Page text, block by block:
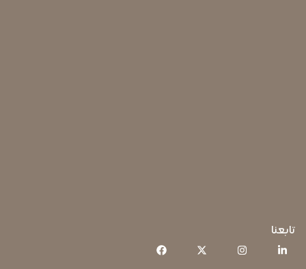
تابعنا